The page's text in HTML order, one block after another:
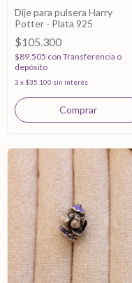
Dije para pulsera Harry
Potter - Plata 925
$105.300
$89.505 con Transferencia o
depósito
3 x $35.100 sin interés